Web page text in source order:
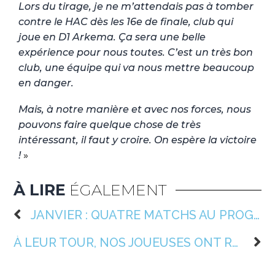
Lors du tirage, je ne m’attendais pas à tomber
contre le HAC dès les 16e de finale, club qui
joue en D1 Arkema. Ça sera une belle
expérience pour nous toutes. C’est un très bon
club, une équipe qui va nous mettre beaucoup
en danger.
Mais, à notre manière et avec nos forces, nous
pouvons faire quelque chose de très
intéressant, il faut y croire. On espère la victoire
!»
À LIRE ÉGALEMENT
JANVIER : QUATRE MATCHS AU PROGRAMME 📆
À LEUR TOUR, NOS JOUEUSES ONT REPRIS L’ENTRAÎNEMENT